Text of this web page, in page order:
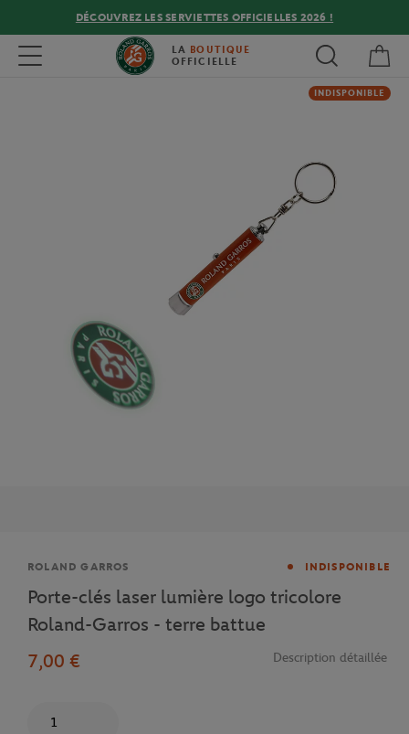
DÉCOUVREZ LES SERVIETTES OFFICIELLES 2026 !
Toggle navigation LA BOUTIQUE
OFFICIELLE
INDISPONIBLE
Marque
ROLAND GARROS INDISPONIBLE
Porte-clés laser lumière logo tricolore
Roland-Garros - terre battue
7,00 €
Description détaillée